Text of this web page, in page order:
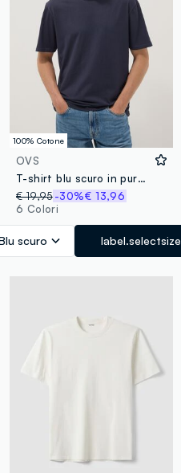
100% Cotone
OVS
T-shirt blu scuro in puro cotone relaxed fit
€ 19,95-30%€ 13,96
6 Colori
scuro label.selectsize